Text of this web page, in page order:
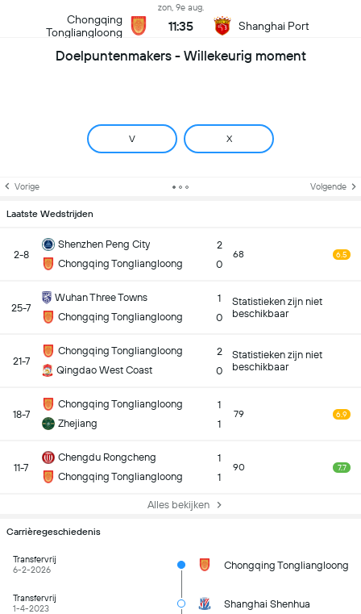
Chongqing
Tongliangloong
zon, 9e aug.
11:35 Shanghai Port
Doelpuntenmakers - Willekeurig moment
V X
Vorige Volgende
Laatste Wedstrijden
2-8
Shenzhen Peng City
Chongqing Tongliangloong
2
0
68 6.5
25-7
Wuhan Three Towns
Chongqing Tongliangloong
1
0
Statistieken zijn niet
beschikbaar
21-7
Chongqing Tongliangloong
Qingdao West Coast
2
0
Statistieken zijn niet
beschikbaar
18-7
Chongqing Tongliangloong
Zhejiang
1
1
79 6.9
11-7
Chengdu Rongcheng
Chongqing Tongliangloong
1
1
90 7.7
Alles bekijken
Carrièregeschiedenis
Transfervrij
6-2-2026
Chongqing Tongliangloong
Transfervrij
1-4-2023
Shanghai Shenhua